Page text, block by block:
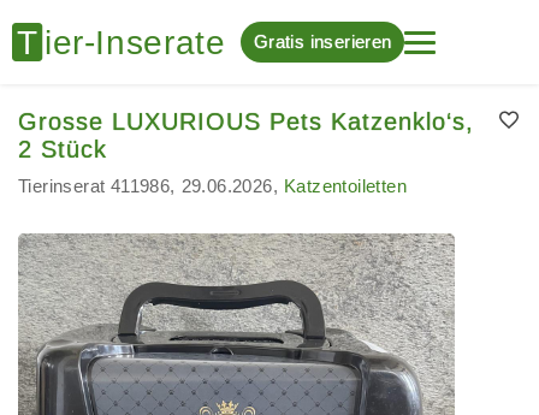
Gratis inserieren
Grosse LUXURIOUS Pets Katzenklo‘s,
2 Stück
Tierinserat 411986 29.06.2026 Katzentoiletten